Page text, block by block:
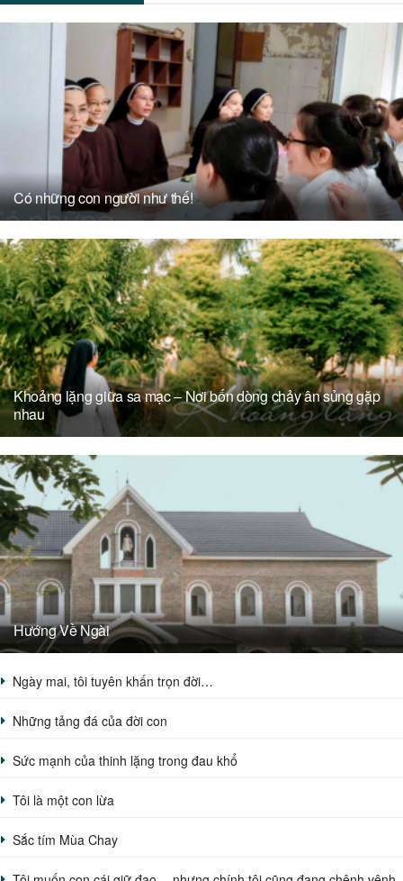
Có những con người như thế!
Khoảng lặng giữa sa mạc – Nơi bốn dòng chảy ân sủng gặp
nhau
Hướng Về Ngài
Ngày mai, tôi tuyên khấn trọn đời…
Những tảng đá của đời con
Sức mạnh của thinh lặng trong đau khổ
Tôi là một con lừa
Sắc tím Mùa Chay